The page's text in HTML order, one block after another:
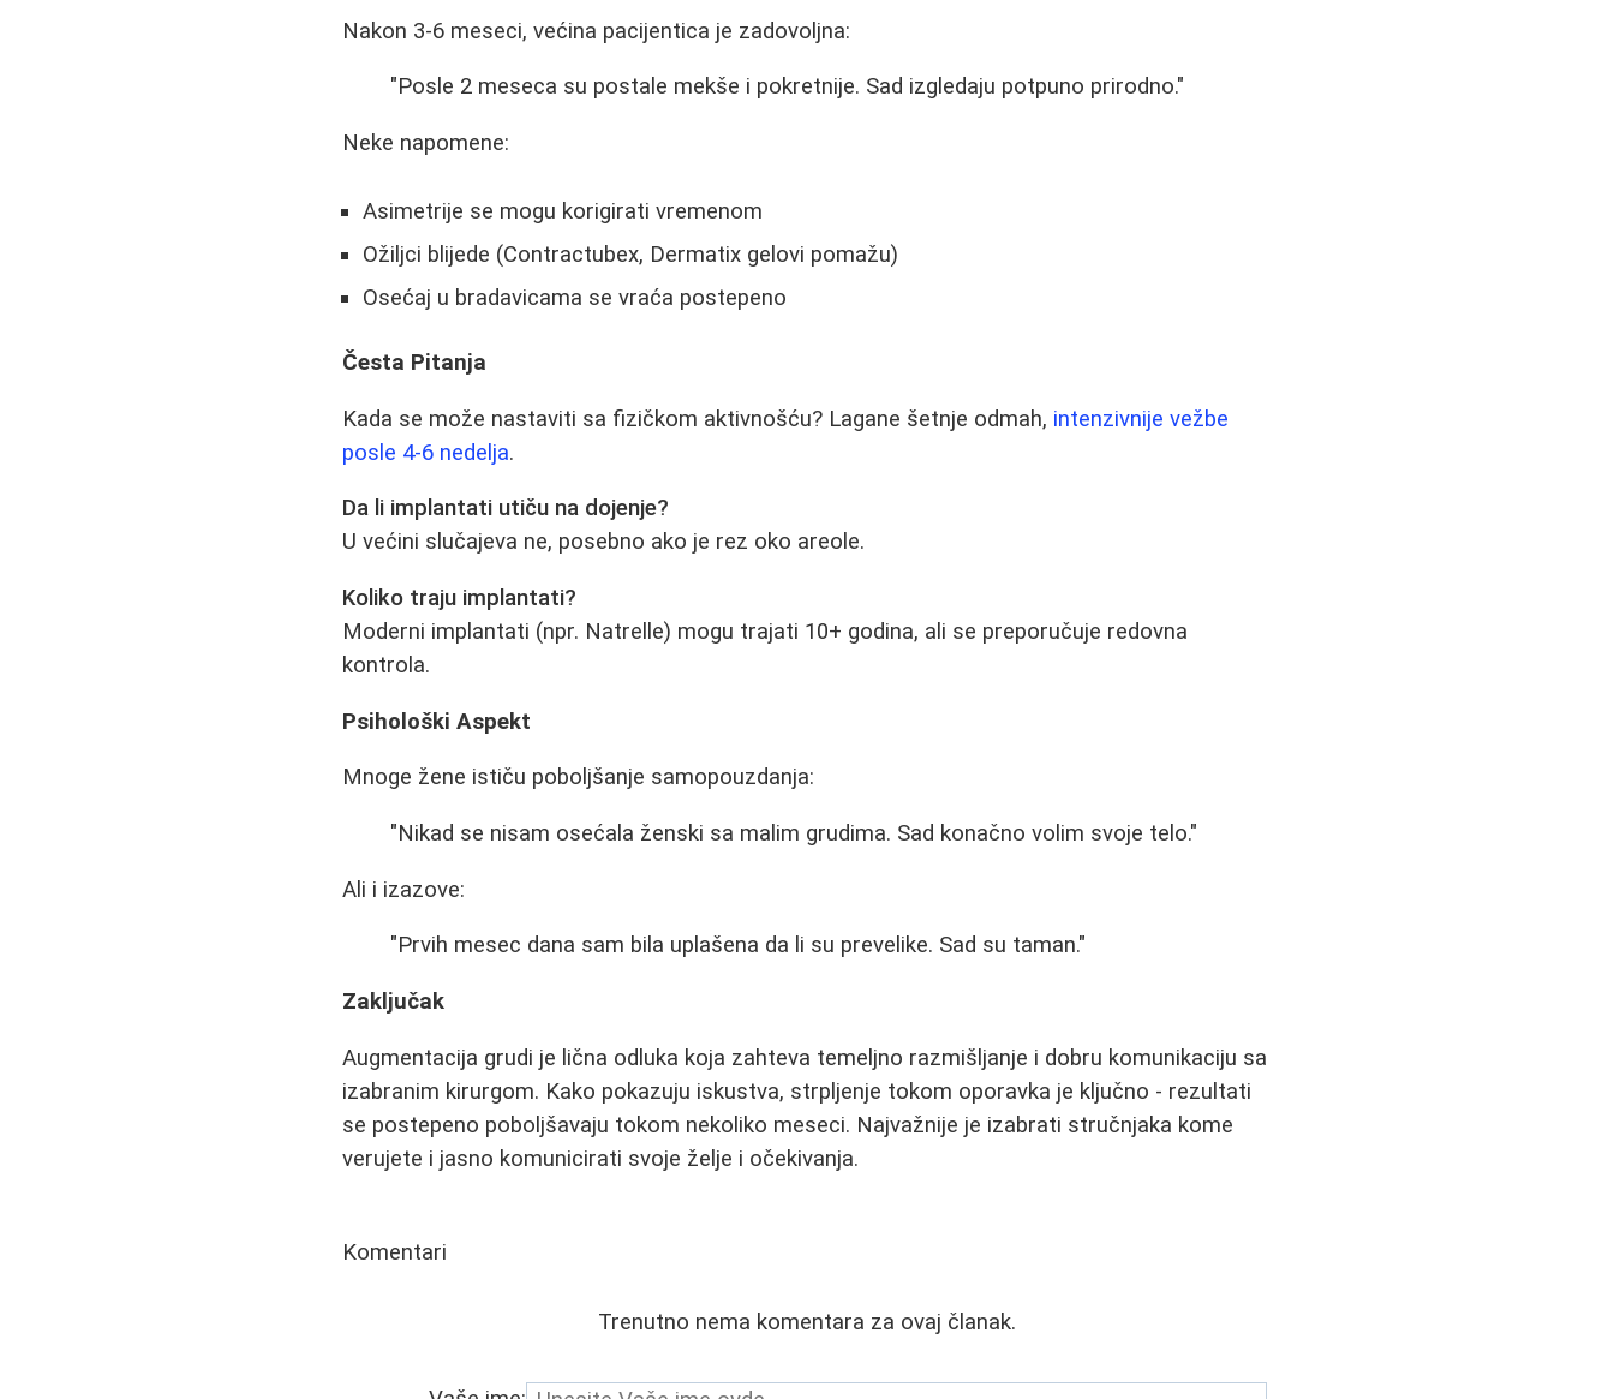
Nakon 3-6 meseci, većina pacijentica je zadovoljna:
"Posle 2 meseca su postale mekše i pokretnije. Sad izgledaju potpuno prirodno."
Neke napomene:
Asimetrije se mogu korigirati vremenom
Ožiljci blijede (Contractubex, Dermatix gelovi pomažu)
Osećaj u bradavicama se vraća postepeno
Česta Pitanja
Kada se može nastaviti sa fizičkom aktivnošću? Lagane šetnje odmah, intenzivnije vežbe
posle 4-6 nedelja.
Da li implantati utiču na dojenje?
U većini slučajeva ne, posebno ako je rez oko areole.
Koliko traju implantati?
Moderni implantati (npr. Natrelle) mogu trajati 10+ godina, ali se preporučuje redovna
kontrola.
Psihološki Aspekt
Mnoge žene ističu poboljšanje samopouzdanja:
"Nikad se nisam osećala ženski sa malim grudima. Sad konačno volim svoje telo."
Ali i izazove:
"Prvih mesec dana sam bila uplašena da li su prevelike. Sad su taman."
Zaključak
Augmentacija grudi je lična odluka koja zahteva temeljno razmišljanje i dobru komunikaciju sa
izabranim kirurgom. Kako pokazuju iskustva, strpljenje tokom oporavka je ključno - rezultati
se postepeno poboljšavaju tokom nekoliko meseci. Najvažnije je izabrati stručnjaka kome
verujete i jasno komunicirati svoje želje i očekivanja.
Komentari
Trenutno nema komentara za ovaj članak.